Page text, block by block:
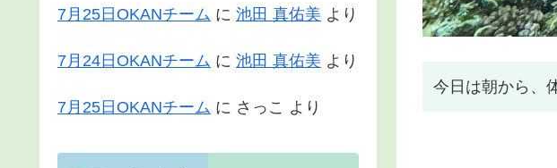
今日は朝から、
7月25日OKANチーム に 池田 真佑美 より
7月24日OKANチーム に 池田 真佑美 より
7月25日OKANチーム に さっこ より